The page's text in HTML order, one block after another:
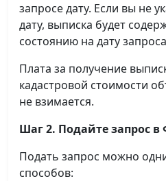
запросе дату. Если вы не
дату, выписка будет
состоянию на дату
Плата за получение
кадастровой стоимости
не взимается.
Шаг 2. Подайте запрос в
Подать запрос можно
способов: